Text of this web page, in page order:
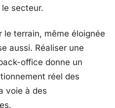
secteur.
le terrain, même éloignée
aussi. Réaliser une
office donne un
réel des
voie à des